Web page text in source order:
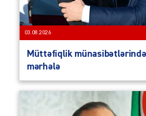
03.08.2026
Müttəfiqlik
mərhələ